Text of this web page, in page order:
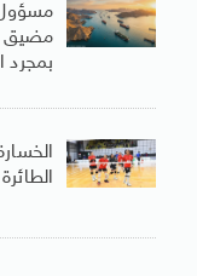
مسؤول
مضيق
بمجرد